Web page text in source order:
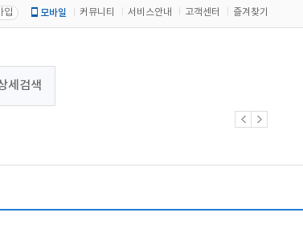
입 모바일 커뮤니티 서비스안내 고객센터 즐겨찾기
세검색